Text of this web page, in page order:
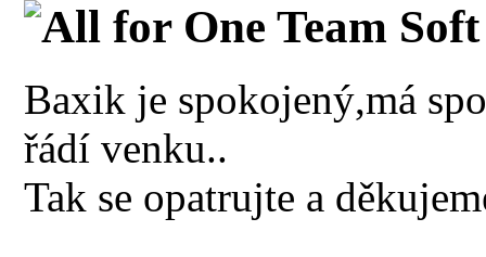
All for One Team Soft
Baxik je spokojený,má
řádí venku..
Tak se opatrujte a